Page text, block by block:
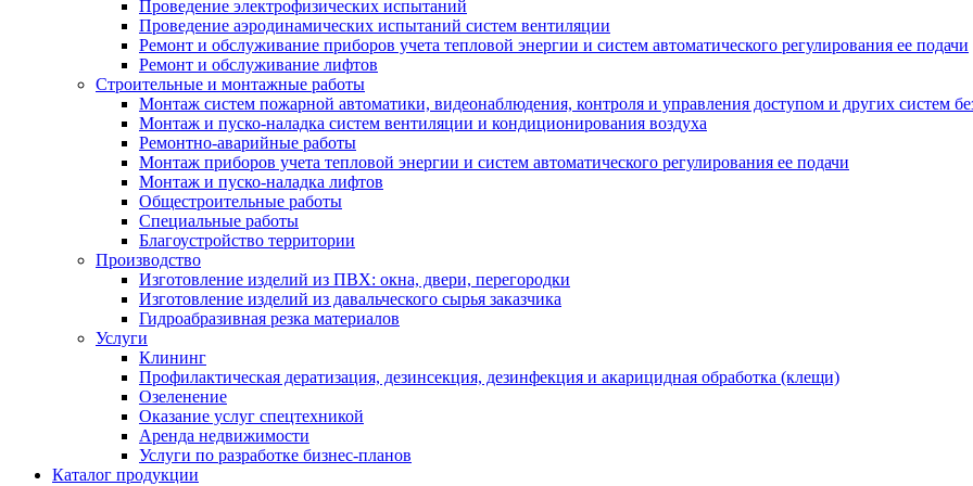
Проведение электрофизических испытаний
Проведение аэродинамических испытаний систем вентиляции
Ремонт и обслуживание приборов учета тепловой энергии и систем автоматического регулирования ее подачи
Ремонт и обслуживание лифтов
Строительные и монтажные работы
Монтаж систем пожарной автоматики, видеонаблюдения, контроля и управления доступом и других систем
Монтаж и пуско-наладка систем вентиляции и кондиционирования воздуха
Ремонтно-аварийные работы
Монтаж приборов учета тепловой энергии и систем автоматического регулирования ее подачи
Монтаж и пуско-наладка лифтов
Общестроительные работы
Специальные работы
Благоустройство территории
Производство
Изготовление изделий из ПВХ: окна, двери, перегородки
Изготовление изделий из давальческого сырья заказчика
Гидроабразивная резка материалов
Услуги
Клининг
Профилактическая дератизация, дезинсекция, дезинфекция и акарицидная обработка (клещи)
Озеленение
Оказание услуг спецтехникой
Аренда недвижимости
Услуги по разработке бизнес-планов
Каталог продукции